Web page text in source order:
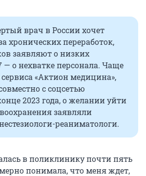
врач в России хочет
хронических переработок,
заявляют о низких
— о нехватке персонала. Чаще
сервиса «Актион медицина»,
с соцсетью
2023 года, о желании уйти
заявляли
реаниматологи.
в поликлинику почти пять
понимала, что меня ждет,